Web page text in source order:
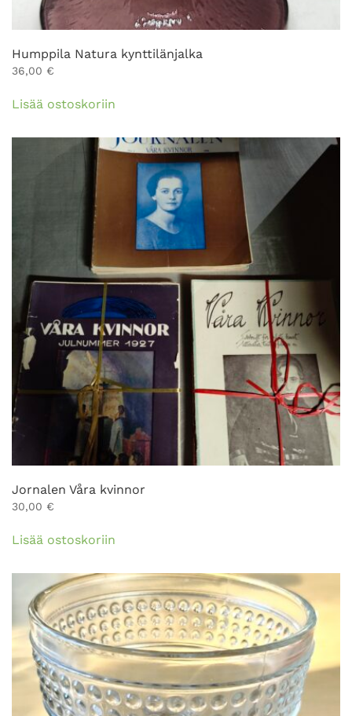
Humppila Natura kynttilänjalka
36,00 €
Lisää ostoskoriin
Jornalen Våra kvinnor
30,00 €
Lisää ostoskoriin